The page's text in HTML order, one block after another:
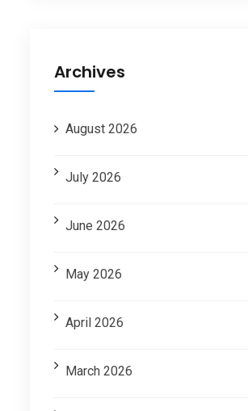
Archives
August 2026
July 2026
June 2026
May 2026
April 2026
March 2026